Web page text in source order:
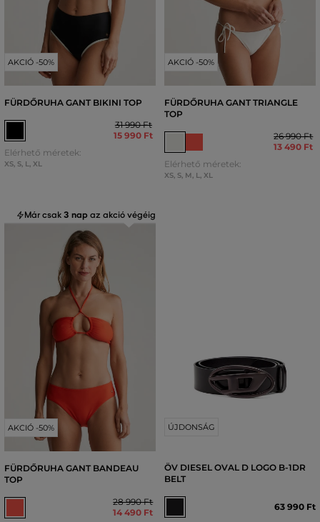
AKCIÓ -50%
FÜRDŐRUHA GANT BIKINI TOP
31 990 Ft
15 990 Ft
Elérhető méretek:
XS, S, L, XL
AKCIÓ -50%
FÜRDŐRUHA GANT TRIANGLE
TOP
26 990 Ft
13 490 Ft
Elérhető méretek:
XS, S, M, L, XL
Már csak3 nap az akció végéig
AKCIÓ -50%
FÜRDŐRUHA GANT BANDEAU
TOP
28 990 Ft
14 490 Ft
ÚJDONSÁG
ÖV DIESEL OVAL D LOGO B-1DR
BELT
63 990 Ft